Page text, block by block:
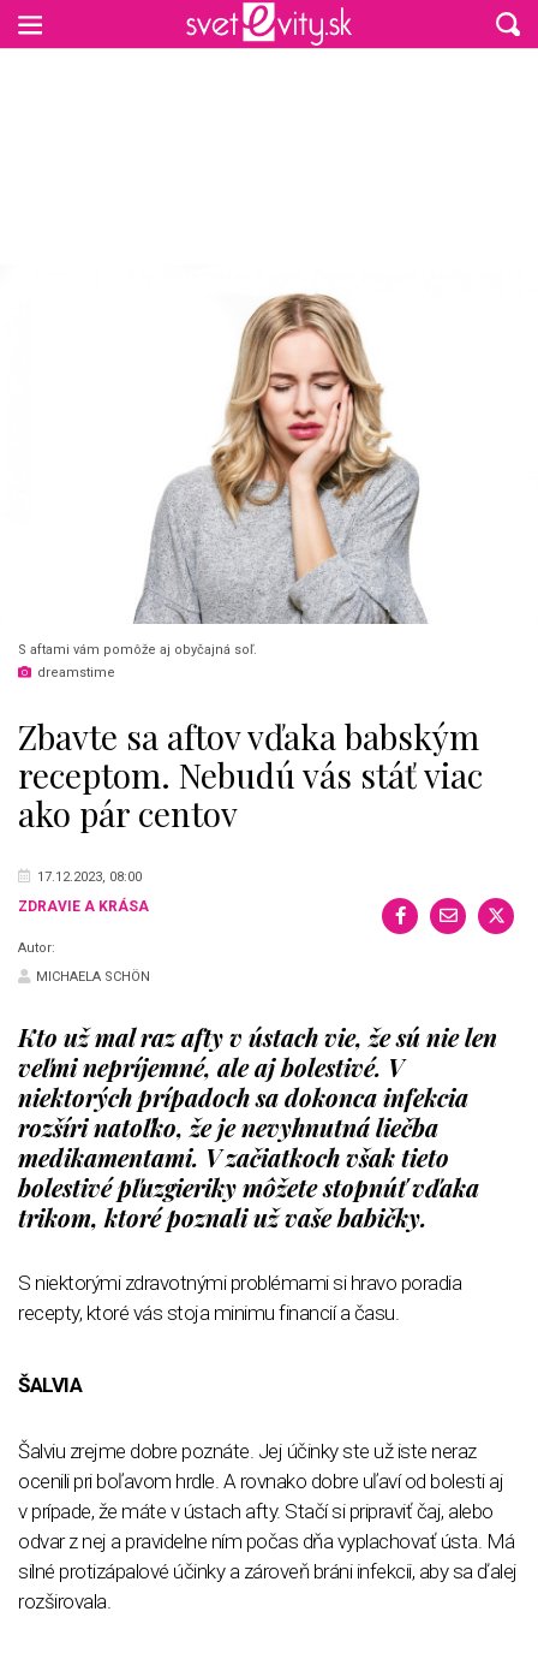
S aftami vám pomôže aj obyčajná soľ.
dreamstime
Zbavte sa aftov vďaka babským
receptom. Nebudú vás stáť viac
ako pár centov
17.12.2023, 08:00
ZDRAVIE A KRÁSA
Autor:
MICHAELA SCHÖN
Kto už mal raz afty v ústach vie, že sú nie len
veľmi nepríjemné, ale aj bolestivé. V
niektorých prípadoch sa dokonca infekcia
rozšíri natoľko, že je nevyhnutná liečba
medikamentami. V začiatkoch však tieto
bolestivé pľuzgieriky môžete stopnúť vďaka
trikom, ktoré poznali už vaše babičky.
S niektorými zdravotnými problémami si hravo poradia
recepty, ktoré vás stoja minimu financií a času.
ŠALVIA
Šalviu zrejme dobre poznáte. Jej účinky ste už iste neraz
ocenili pri boľavom hrdle. A rovnako dobre uľaví od bolesti aj
v prípade, že máte v ústach afty. Stačí si pripraviť čaj, alebo
odvar z nej a pravidelne ním počas dňa vyplachovať ústa. Má
silné protizápalové účinky a zároveň bráni infekcii, aby sa ďalej
rozširovala.